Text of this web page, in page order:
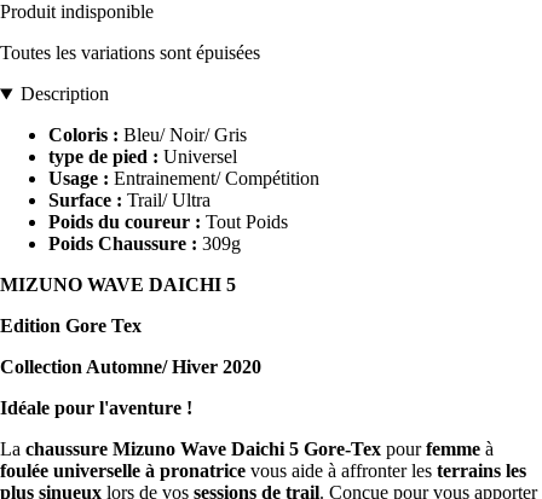
Produit indisponible
Toutes les variations sont épuisées
Description
Coloris : Bleu/ Noir/ Gris
type de pied : Universel
Usage : Entrainement/ Compétition
Surface : Trail/ Ultra
Poids du coureur : Tout Poids
Poids Chaussure : 309g
MIZUNO WAVE DAICHI 5
Edition Gore Tex
Collection Automne/ Hiver 2020
Idéale pour l'aventure !
La chaussure Mizuno Wave Daichi 5 Gore-Tex pourfemme à
foulée universelle à pronatrice vous aide à affronter les terrains les
plus sinueux lors de vos sessions de trail. Conçue pour vous apporter